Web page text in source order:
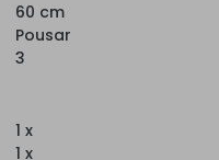
60 cm
Pousar
3
1 x
1 x